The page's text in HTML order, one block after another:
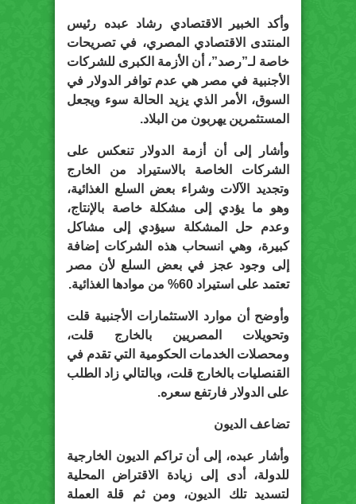
وأكد الخبير الاقتصادي رشاد عبده رئيس
المنتدى الاقتصادي المصري، في تصريحات
خاصة لـ”رصد”، أن الأزمة الكبرى للشركات
الأجنبية في مصر هي عدم توافر الدولار في
السوق، الأمر الذي يزيد الحالة سوء ويجعل
المستثمرين يهربون من البلاد.
وأشار إلى أن أزمة الدولار تنعكس على
الشركات الخاصة بالاستيراد من الخارج
وتجديد الآلات وشراء بعض السلع الغذائية،
وهو ما يؤدي إلى مشكلة خاصة بالإنتاج،
وعدم حل المشكلة سيؤدي إلى مشاكل
كبيرة، وهي انسحاب هذه الشركات إضافة
إلى وجود عجز في بعض السلع لأن مصر
تعتمد على استيراد 60% من موادها الغذائية.
وأوضح أن موارد الاستثمارات الأجنبية قلت
وتحويلات المصريين بالخارج قلت،
ومحصلات الخدمات الحكومية التي تقدم في
القنصليات بالخارج قلت، وبالتالي زاد الطلب
على الدولار فارتفع سعره.
تضاعف الديون
وأشار عبده، إلى أن تراكم الديون الخارجية
للدولة، أدى إلى زيادة الاقتراض المحلية
لتسديد تلك الديون، ومن ثم قلة العملة